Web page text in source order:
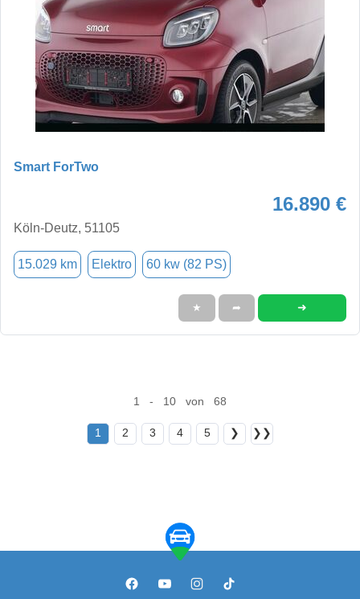
Smart ForTwo
16.890 €
Köln-Deutz, 51105
15.029 km Elektro 60 kw (82 PS)
★ ➦ ➜
1 - 10 von 68
1 2 3 4 5 ❯ ❯❯